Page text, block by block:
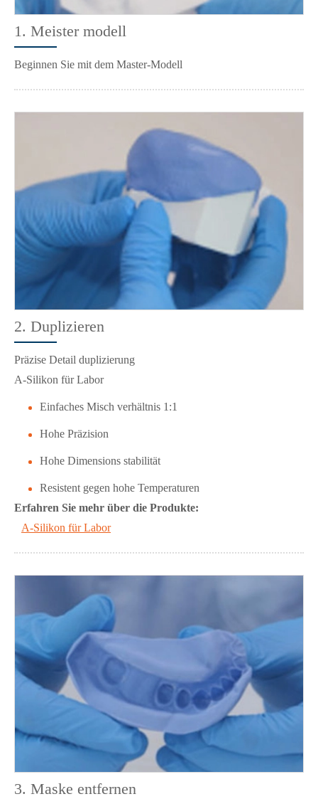
1. Meister modell
Beginnen Sie mit dem Master-Modell
2. Duplizieren
Präzise Detail duplizierung
A-Silikon für Labor
Einfaches Misch verhältnis 1:1
Hohe Präzision
Hohe Dimensions stabilität
Resistent gegen hohe Temperaturen
Erfahren Sie mehr über die Produkte:
A-Silikon für Labor
3. Maske entfernen